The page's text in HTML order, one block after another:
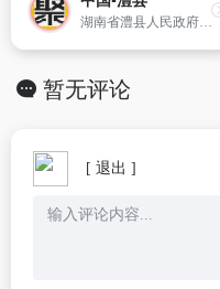
湖南省澧县人民政府官方网站
暂无评论
[ 退出 ]